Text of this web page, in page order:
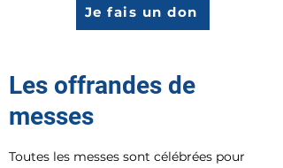
Je fais un don
Les offrandes de
messes
Toutes les messes sont célébrées pour